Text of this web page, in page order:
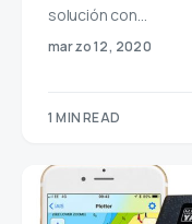
solución con…
marzo 12, 2020
1 MIN READ